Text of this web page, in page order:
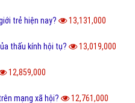
trẻ hiện nay? 13,131,000
thấu kính hội tụ? 13,019,000
12,859,000
mạng xã hội? 12,761,000